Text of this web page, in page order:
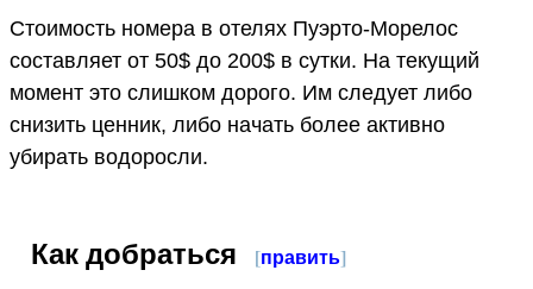
Стоимость номера в отелях Пуэрто-Морелос
составляет от 50$ до 200$ в сутки. На текущий
момент это слишком дорого. Им следует либо
снизить ценник, либо начать более активно
убирать водоросли.
Как добраться [править]